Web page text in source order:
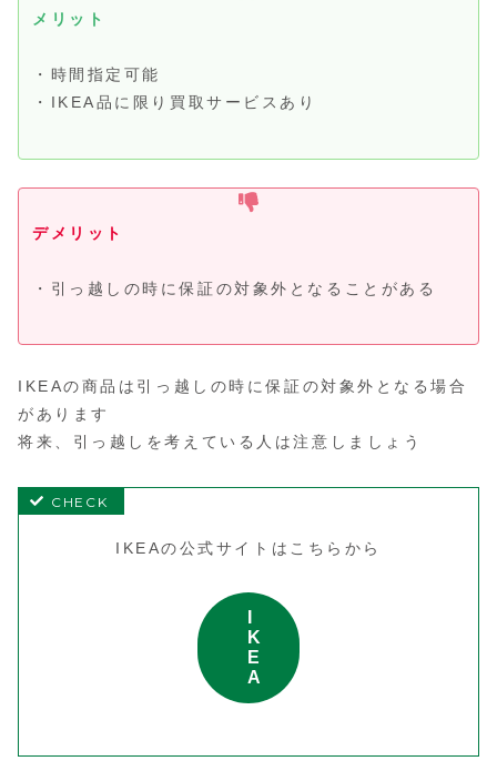
メリット
・時間指定可能
・IKEA品に限り買取サービスあり
デメリット
・引っ越しの時に保証の対象外となることがある
IKEAの商品は引っ越しの時に保証の対象外となる場合
があります
将来、引っ越しを考えている人は注意しましょう
IKEAの公式サイトはこちらから
K
E
A